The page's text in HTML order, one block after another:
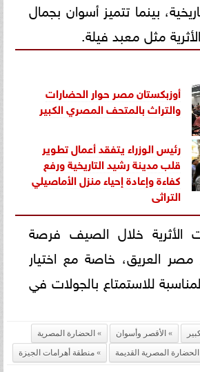
بينما تتميز أسوان بجمال
مثل معبد فيلة.
أوزبكستان مصر حوار الحضارات
والتراث بالمتحف المصري الكبير
رئيس الوزراء يتفقد أعمال تطوير
قلب مدينة رشيد التاريخية ورفع
كفاءة وإعادة إحياء منزل الأماصيلي
التراثي
الأثرية خلال الصيف فرصة
مصر العريق، خاصة مع اختيار
للاستمتاع بالجولات في
الأقصر وأسوان
الحضارة المصرية
الحضارة المصرية القديمة منطقة أهرامات الجيزة